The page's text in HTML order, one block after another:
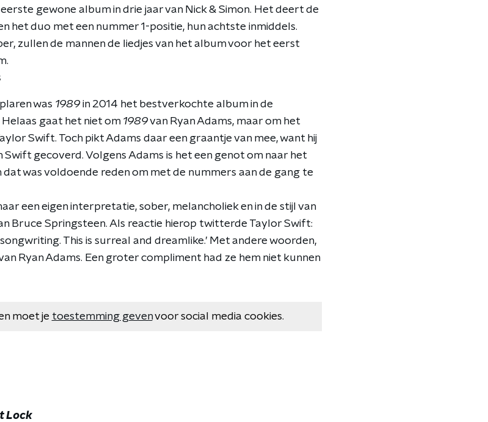
gewone album in drie jaar van Nick & Simon. Het deert de
het duo met een nummer 1-positie, hun achtste inmiddels.
zullen de mannen de liedjes van het album voor het eerst
was 1989in 2014 het bestverkochte album in de
gaat het niet om 1989van Ryan Adams, maar om het
Swift. Toch pikt Adams daar een graantje van mee, want hij
gecoverd. Volgens Adams is het een genot om naar het
was voldoende reden om met de nummers aan de gang te
een eigen interpretatie, sober, melancholiek en in de stijl van
Bruce Springsteen. Als reactie hierop twitterde Taylor Swift:
This is surreal and dreamlike.’ Met andere woorden,
Ryan Adams. Een groter compliment had ze hem niet kunnen
moet je toestemming gevenvoor social media cookies.
Lock